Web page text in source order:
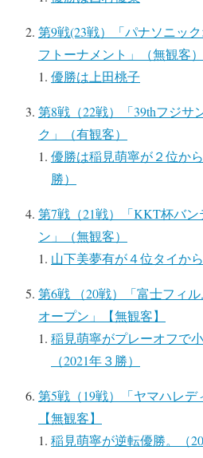
第9戦(23戦）「パナソニッ
フトーナメント」（無観客）
優勝は上田桃子
第8戦（22戦）「39thフジサ
ク」（有観客）
優勝は稲見萌寧が２位か
勝）
第7戦（21戦）「KKT杯バ
ン」（無観客）
山下美夢有が４位タイから
第6戦 （20戦）「富士フィ
オープン」【無観客】
稲見萌寧がプレーオフで
（2021年３勝）
第5戦（19戦）「ヤマハレデ
【無観客】
稲見萌寧が逆転優勝。（